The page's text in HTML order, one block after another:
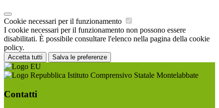
Cookie necessari per il funzionamento
I cookie necessari per il funzionamento non possono essere
disabilitati. È possibile consultare l'elenco nella pagina della cookie
policy.
Accetta tutti Salva le preferenze
Istituto Comprensivo Statale Montelabbate
Contatti